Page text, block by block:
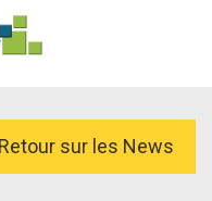
Retour sur les News